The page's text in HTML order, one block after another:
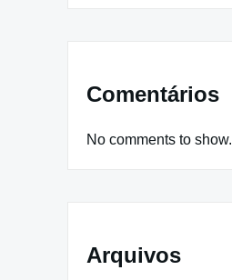
Comentários
No comments to show.
Arquivos